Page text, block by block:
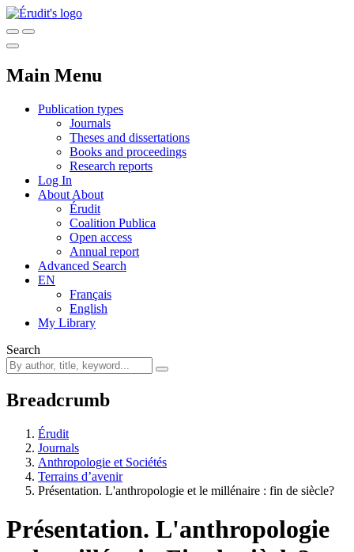
Main Menu
Publication types
Journals
Theses and dissertations
Books and proceedings
Research reports
Log In
About About
Érudit
Coalition Publica
Open access
Annual report
Advanced Search
EN
Français
English
My Library
Search
Breadcrumb
Érudit
Journals
Anthropologie et Sociétés
Terrains d’avenir
Présentation. L'anthropologie et le millénaire : fin de siècle?
Présentation. L'anthropologie